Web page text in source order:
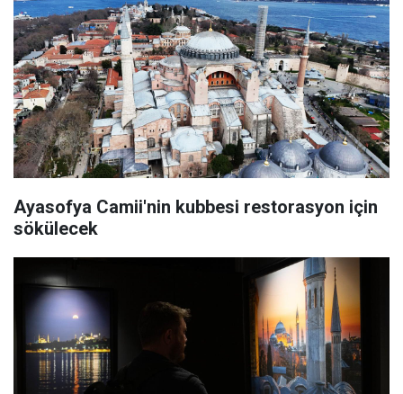
Ayasofya Camii'nin kubbesi restorasyon için
sökülecek